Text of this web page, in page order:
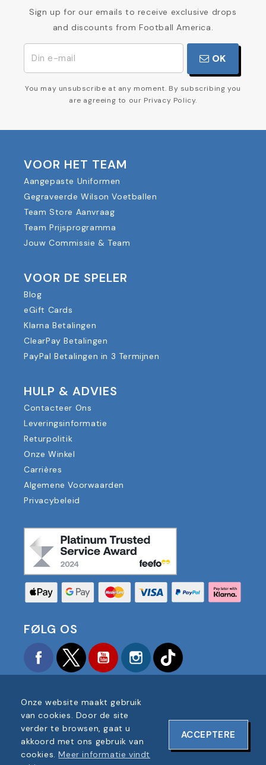
Sign up for our emails to receive exclusive drops
and discounts from Football America.
OK
You may unsubscribe at any moment. By subscribing you
are agreeing to our Privacy Policy.
VOOR HET TEAM
Aangepaste Uniformen
Gegraveerde Wilson Voetballen
Team Store Aanvraag
Team Prijsprogramma
Jouw Commissie & Team
VOOR DE SPELER
Blog
eGift Cards
Klarna Betalingen
ClearPay Betalingen
PayPal Betalingen in 3 Termijnen
HULP & ADVIES
Contacteer Ons
Leveringsinformatie
Returpolitik
Onze Winkel
Carrières
Algemene Voorwaarden
Privacybeleid
FØLG OS
FacebookTwitter YouTubeInstagram
COPYRIGHT © 2025 FOOTBALL AMERICA UK ALLE
RECHTEN VOORBEHOUDEN
BEDRIJF REGISTRATIENUMMER: 06354287
Onze website maakt gebruik
van cookies. Door de site
verder te browsen, gaat u
akkoord met ons gebruik van
cookies.Meer informatie vindt
ACCEPTERE